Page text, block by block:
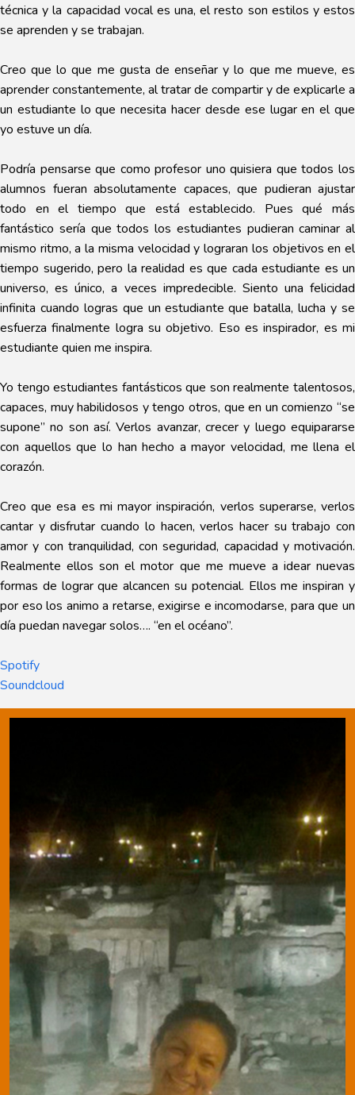
técnica y la capacidad vocal es una, el resto son estilos y estos
se aprenden y se trabajan.
Creo que lo que me gusta de enseñar y lo que me mueve, es
aprender constantemente, al tratar de compartir y de explicarle a
un estudiante lo que necesita hacer desde ese lugar en el que
yo estuve un día.
Podría pensarse que como profesor uno quisiera que todos los
alumnos fueran absolutamente capaces, que pudieran ajustar
todo en el tiempo que está establecido. Pues qué más
fantástico sería que todos los estudiantes pudieran caminar al
mismo ritmo, a la misma velocidad y lograran los objetivos en el
tiempo sugerido, pero la realidad es que cada estudiante es un
universo, es único, a veces impredecible. Siento una felicidad
infinita cuando logras que un estudiante que batalla, lucha y se
esfuerza finalmente logra su objetivo. Eso es inspirador, es mi
estudiante quien me inspira.
Yo tengo estudiantes fantásticos que son realmente talentosos,
capaces, muy habilidosos y tengo otros, que en un comienzo “se
supone” no son así. Verlos avanzar, crecer y luego equipararse
con aquellos que lo han hecho a mayor velocidad, me llena el
corazón.
Creo que esa es mi mayor inspiración, verlos superarse, verlos
cantar y disfrutar cuando lo hacen, verlos hacer su trabajo con
amor y con tranquilidad, con seguridad, capacidad y motivación.
Realmente ellos son el motor que me mueve a idear nuevas
formas de lograr que alcancen su potencial. Ellos me inspiran y
por eso los animo a retarse, exigirse e incomodarse, para que un
día puedan navegar solos…. “en el océano”.
Spotify
Soundcloud